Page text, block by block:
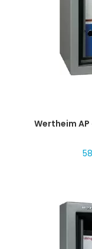
Wertheim